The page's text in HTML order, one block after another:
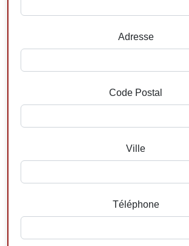
Adresse
Code Postal
Ville
Téléphone